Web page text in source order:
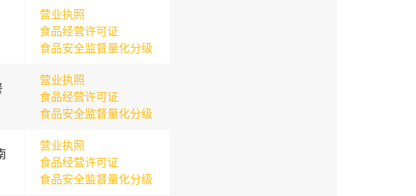
营业执照
食品经营许可证
食品安全监督量化分级
营业执照
食品经营许可证
食品安全监督量化分级
营业执照
食品经营许可证
食品安全监督量化分级